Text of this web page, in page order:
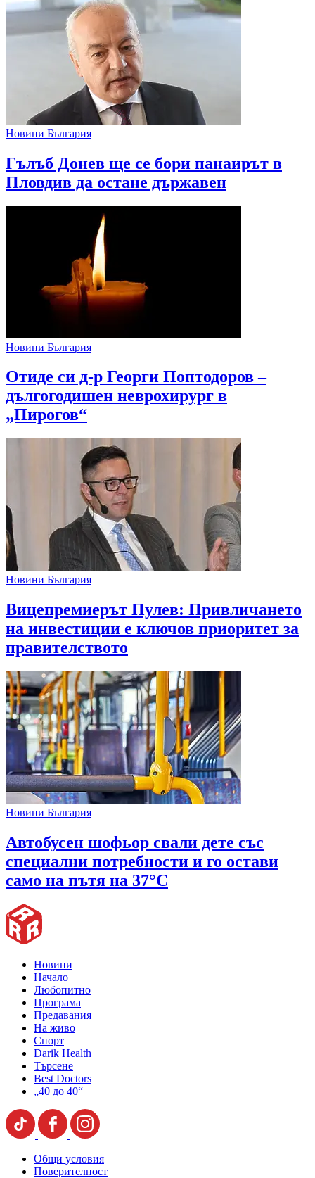
Новини България
Гълъб Донев ще се бори панаирът в
Пловдив да остане държавен
Новини България
Отиде си д-р Георги Поптодоров –
дългогодишен неврохирург в
„Пирогов“
Новини България
Вицепремиерът Пулев: Привличането
на инвестиции е ключов приоритет за
правителството
Новини България
Автобусен шофьор свали дете със
специални потребности и го остави
само на пътя на 37°C
Новини
Начало
Любопитно
Програма
Предавания
На живо
Спорт
Darik Health
Търсене
Best Doctors
„40 до 40“
Общи условия
Поверителност